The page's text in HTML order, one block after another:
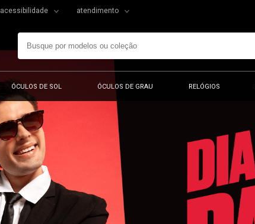
acessibilidade atendimento
ÓCULOS DE SOL ÓCULOS DE GRAU RELÓGIOS